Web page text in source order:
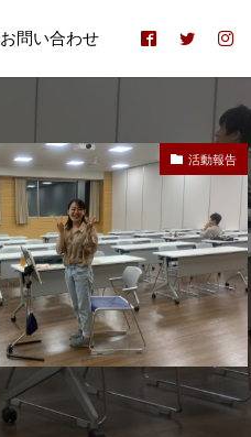
お問い合わせ
活動報告